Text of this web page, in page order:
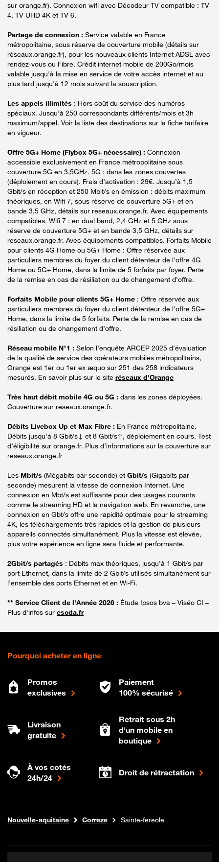
sur orange.fr). Connexion wifi avec Décodeur TV compatible : TV
4, TV UHD 4K et TV 6.
Partage de connexion : Service valable en France
métropolitaine, sous réserve de couverture mobile (détails sur
réseaux.orange.fr), pour les nouveaux clients Internet ADSL avec
rendez-vous ou Fibre. Crédit internet mobile de 200Go/mois
valable jusqu'à la mise en service de votre accès internet et au
plus tard jusqu'à 12 mois suivant la souscription.
Les appels illimités : Hors coût du service des numéros
spéciaux. Jusqu’à 250 correspondants différents/mois et 3h
maximum/appel. Voir la liste des destinations sur la fiche tarifaire
en vigueur.
Offre 5G+ Home (Flybox 5G+ nécessaire) : Connexion
accessible exclusivement en France métropolitaine sous
couverture 5G en 3,5GHz. 5G : dans les zones couvertes
(déploiement en cours). Frais d’activation : 29€. Jusqu’à 1,5
Gbit/s en réception et 250 Mbit/s en émission : débits maximum
théoriques, en Wifi 7, sous réserve de couverture 5G+ et en
bande 3,5 GHz, détails sur reseaux.orange.fr. Avec équipements
compatibles. Wifi 7 : en dual band, 2,4 GHz et 5 GHz sous
réserve de couverture 5G+ et en bande 3,5 GHz, détails sur
reseaux.orange.fr. Avec équipements compatibles. Forfaits Mobile
pour clients 4G Home ou 5G+ Home : Offre réservée aux
particuliers membres du foyer du client détenteur de l'offre 4G
Home ou 5G+ Home, dans la limite de 5 forfaits par foyer. Perte
de la remise en cas de résiliation ou de changement d’offre.
Forfaits Mobile pour clients 5G+ Home : Offre réservée aux
particuliers membres du foyer du client détenteur de l'offre 5G+
Home, dans la limite de 5 forfaits. Perte de la remise en cas de
résiliation ou de changement d’offre.
Réseau mobile N°1 : Selon l’enquête ARCEP 2025 d’évaluation
de la qualité de service des opérateurs mobiles métropolitains,
Orange est 1er ou 1er ex æquo sur 251 des 258 indicateurs
mesurés. En savoir plus sur le site réseaux d'Orange
Très haut débit mobile 4G ou 5G : dans les zones déployées.
Couverture sur reseaux.orange.fr.
Débits Livebox Up et Max Fibre : En France métropolitaine.
Débits jusqu’à 8 Gbit/s↓ et 8 Gbit/s↑, déploiement en cours. Test
d’éligibilité sur orange.fr. Plus d’informations sur la couverture sur
reseaux.orange.fr
Les Mbit/s (Mégabits par seconde) et Gbit/s (Gigabits par
seconde) mesurent la vitesse de connexion Internet. Une
connexion en Mbt/s est suffisante pour des usages courants
comme le streaming HD et la navigation web. En revanche, une
connexion en Gbt/s offre une rapidité optimale pour le streaming
4K, les téléchargements très rapides et la gestion de plusieurs
appareils connectés simultanément. Plus la vitesse est élevée,
plus votre expérience en ligne sera fluide et performante.
2Gbit/s partagés : Débits max théoriques, jusqu’à 1 Gbit/s par
port Ethernet, dans la limite de 2 Gbit/s utilisés simultanément sur
l’ensemble des ports Ethernet et en Wi-Fi.
** Service Client de l'Année 2026 : Étude Ipsos bva – Viséo CI –
Plus d'infos sur escda.fr
Pourquoi acheter en ligne
Promos
exclusives
Paiement
100% sécurisé
Livraison
gratuite
Retrait sous 2h
d'un mobile en
boutique
À vos cotés
24h/24
Droit de rétractation
Boutique Orange
Internet fibre
Nouvelle-aquitaine Correze Sainte-fereole